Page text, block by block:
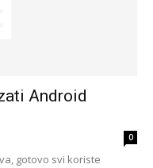
Android
0
gotovo svi koriste